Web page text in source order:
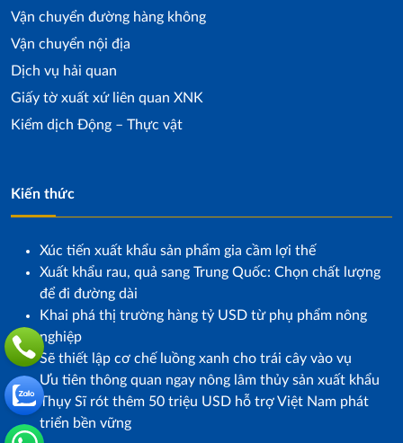
Vận chuyển đường hàng không
Vận chuyển nội địa
Dịch vụ hải quan
Giấy tờ xuất xứ liên quan XNK
Kiểm dịch Động – Thực vật
Kiến thức
Xúc tiến xuất khẩu sản phẩm gia cầm lợi thế
Xuất khẩu rau, quả sang Trung Quốc: Chọn chất lượng
để đi đường dài
Khai phá thị trường hàng tỷ USD từ phụ phẩm nông
nghiệp
Sẽ thiết lập cơ chế luồng xanh cho trái cây vào vụ
Ưu tiên thông quan ngay nông lâm thủy sản xuất khẩu
Thụy Sĩ rót thêm 50 triệu USD hỗ trợ Việt Nam phát
triển bền vững